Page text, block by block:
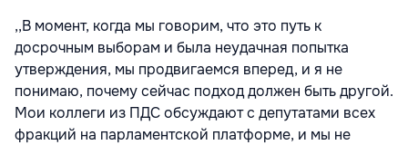
,,В момент, когда мы говорим, что это путь к
досрочным выборам и была неудачная попытка
утверждения, мы продвигаемся вперед, и я не
понимаю, почему сейчас подход должен быть другой.
Мои коллеги из ПДС обсуждают с депутатами всех
фракций на парламентской платформе, и мы не